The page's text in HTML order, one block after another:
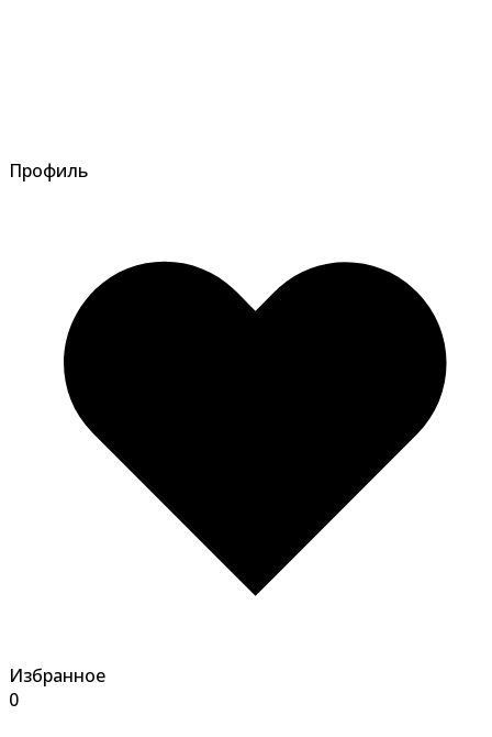
Профиль
Избранное
0